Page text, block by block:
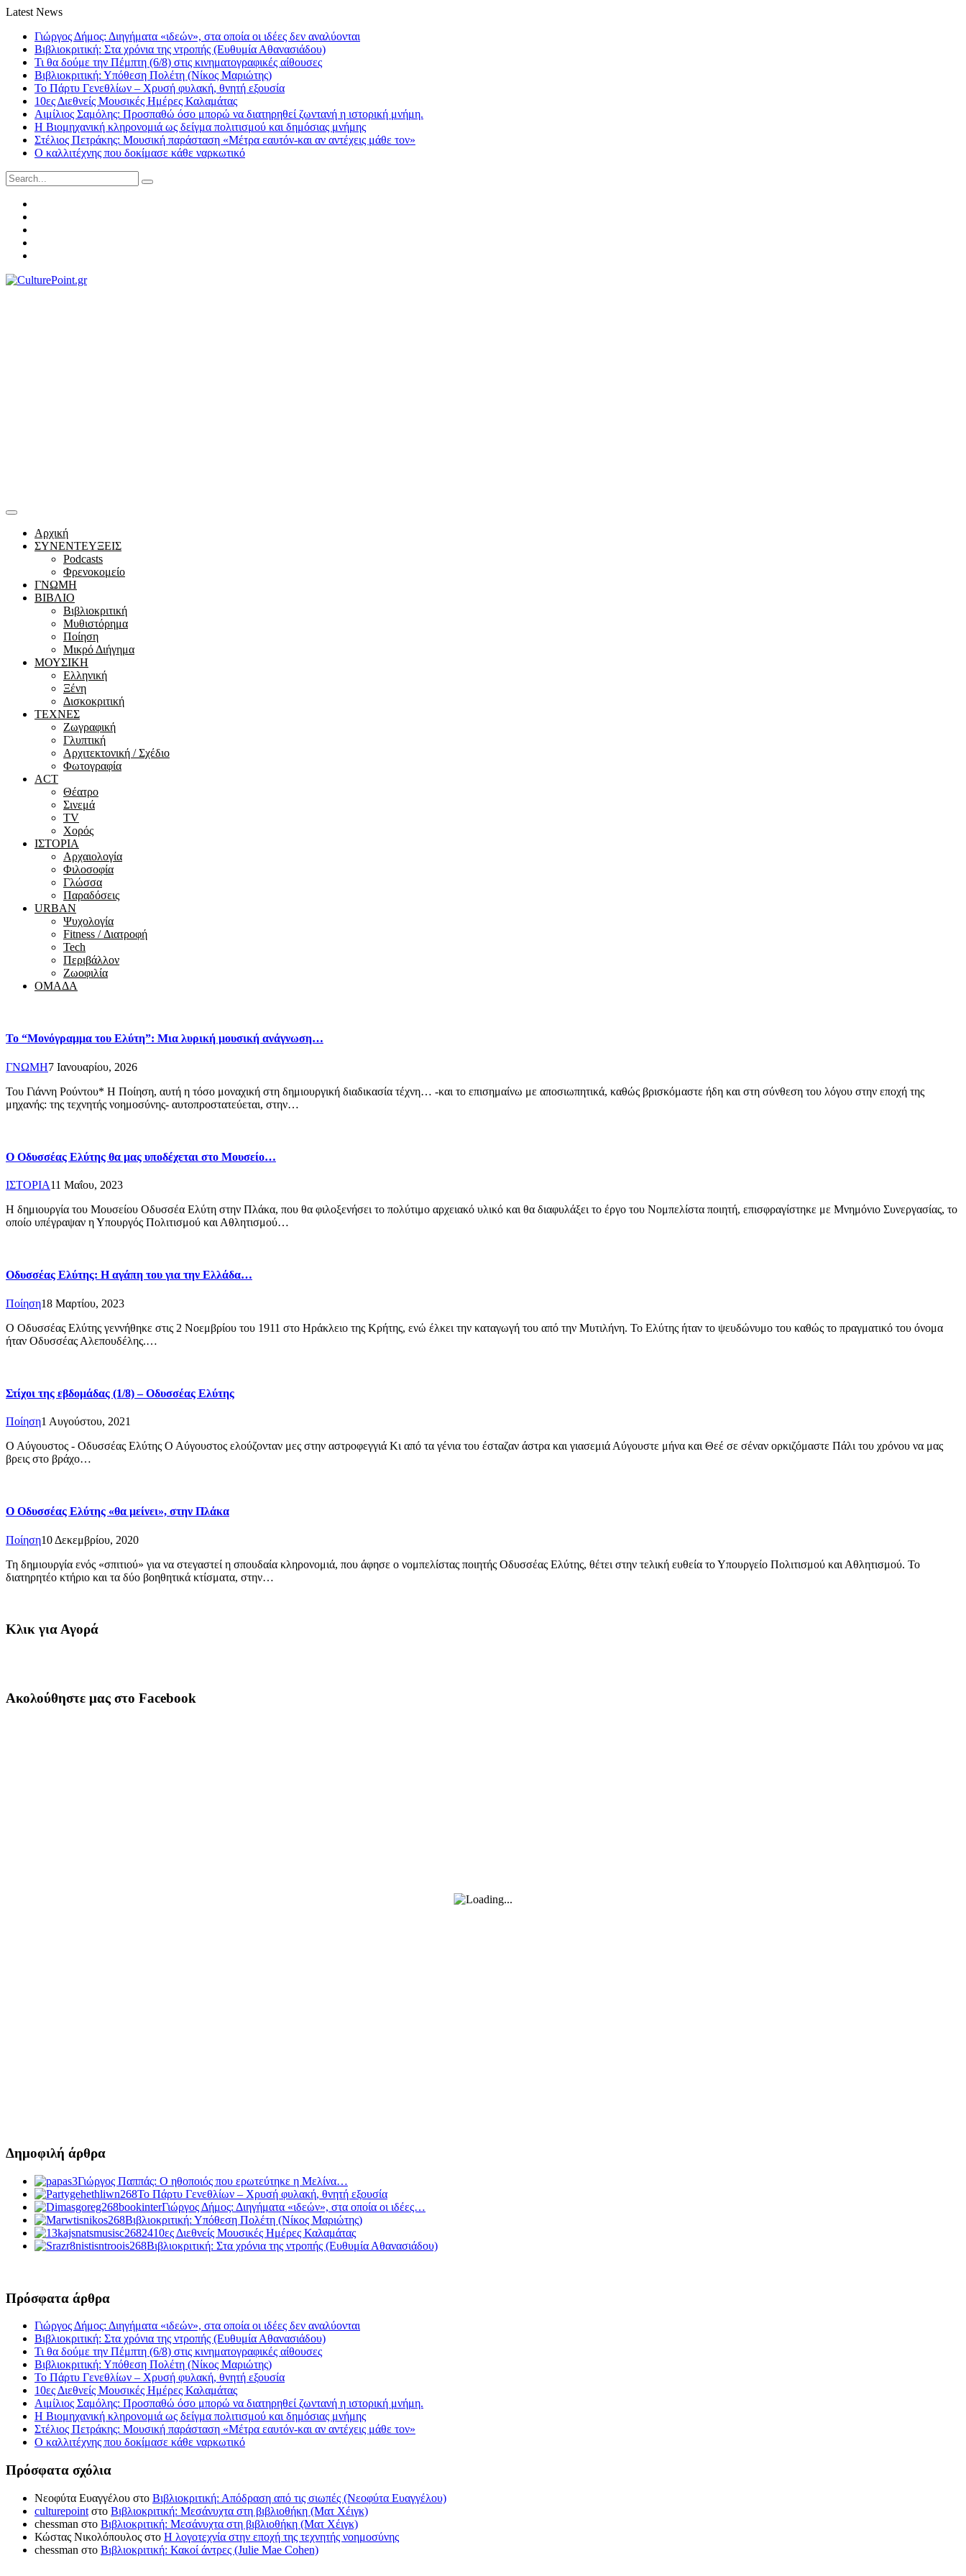
Latest News
Γιώργος Δήμος: Διηγήματα «ιδεών», στα οποία οι ιδέες δεν αναλύονται
Βιβλιοκριτική: Στα χρόνια της ντροπής (Ευθυμία Αθανασιάδου)
Τι θα δούμε την Πέμπτη (6/8) στις κινηματογραφικές αίθουσες
Βιβλιοκριτική: Υπόθεση Πολέτη (Νίκος Μαριώτης)
Το Πάρτυ Γενεθλίων – Χρυσή φυλακή, θνητή εξουσία
10ες Διεθνείς Μουσικές Ημέρες Καλαμάτας
Αιμίλιος Σαμόλης: Προσπαθώ όσο μπορώ να διατηρηθεί ζωντανή η ιστορική μνήμη.
Η Βιομηχανική κληρονομιά ως δείγμα πολιτισμού και δημόσιας μνήμης
Στέλιος Πετράκης: Μουσική παράσταση «Μέτρα εαυτόν-και αν αντέχεις μάθε τον»
Ο καλλιτέχνης που δοκίμασε κάθε ναρκωτικό
Search
for:
Αρχική
ΣΥΝΕΝΤΕΥΞΕΙΣ
Podcasts
Φρενοκομείο
ΓΝΩΜΗ
ΒΙΒΛΙΟ
Βιβλιοκριτική
Μυθιστόρημα
Ποίηση
Μικρό Διήγημα
ΜΟΥΣΙΚΗ
Ελληνική
Ξένη
Δισκοκριτική
ΤΕΧΝΕΣ
Ζωγραφική
Γλυπτική
Αρχιτεκτονική / Σχέδιο
Φωτογραφία
ACT
Θέατρο
Σινεμά
ΤV
Χορός
ΙΣΤΟΡΙΑ
Αρχαιολογία
Φιλοσοφία
Γλώσσα
Παραδόσεις
URBAN
Ψυχολογία
Fitness / Διατροφή
Tech
Περιβάλλον
Ζωοφιλία
ΟΜΑΔΑ
Το “Μονόγραμμα του Ελύτη”: Μια λυρική μουσική ανάγνωση…
ΓΝΩΜΗ7 Ιανουαρίου, 2026
Του Γιάννη Ρούντου* Η Ποίηση, αυτή η τόσο μοναχική στη δημιουργική διαδικασία τέχνη… -και το επισημαίνω με αποσιωπητικά, καθώς βρισκόμαστε ήδη και στη σύνθεση του λόγου στην εποχή της
μηχανής: της τεχνητής νοημοσύνης- αυτοπροστατεύεται, στην…
Ο Οδυσσέας Ελύτης θα μας υποδέχεται στο Μουσείο…
ΙΣΤΟΡΙΑ11 Μαΐου, 2023
Η δημιουργία του Μουσείου Οδυσσέα Ελύτη στην Πλάκα, που θα φιλοξενήσει το πολύτιμο αρχειακό υλικό και θα διαφυλάξει το έργο του Νομπελίστα ποιητή, επισφραγίστηκε με Μνημόνιο Συνεργασίας, το
οποίο υπέγραψαν η Υπουργός Πολιτισμού και Αθλητισμού…
Οδυσσέας Ελύτης: Η αγάπη του για την Ελλάδα…
Ποίηση18 Μαρτίου, 2023
Ο Οδυσσέας Ελύτης γεννήθηκε στις 2 Νοεμβρίου του 1911 στο Ηράκλειο της Κρήτης, ενώ έλκει την καταγωγή του από την Μυτιλήνη. Το Ελύτης ήταν το ψευδώνυμο του καθώς το πραγματικό του όνομα
ήταν Οδυσσέας Αλεπουδέλης.…
Στίχοι της εβδομάδας (1/8) – Οδυσσέας Ελύτης
Ποίηση1 Αυγούστου, 2021
Ο Αύγουστος - Οδυσσέας Ελύτης Ο Αύγουστος ελούζονταν μες στην αστροφεγγιά Κι από τα γένια του έσταζαν άστρα και γιασεμιά Αύγουστε μήνα και Θεέ σε σέναν ορκιζόμαστε Πάλι του χρόνου να μας
βρεις στο βράχο…
Ο Οδυσσέας Ελύτης «θα μείνει», στην Πλάκα
Ποίηση10 Δεκεμβρίου, 2020
Τη δημιουργία ενός «σπιτιού» για να στεγαστεί η σπουδαία κληρονομιά, που άφησε ο νομπελίστας ποιητής Οδυσσέας Ελύτης, θέτει στην τελική ευθεία το Υπουργείο Πολιτισμού και Αθλητισμού. Το
διατηρητέο κτήριο και τα δύο βοηθητικά κτίσματα, στην…
Κλικ για Αγορά
Ακολούθηστε μας στο Facebook
Δημοφιλή άρθρα
Γιώργος Παππάς: Ο ηθοποιός που ερωτεύτηκε η Μελίνα…
Το Πάρτυ Γενεθλίων – Χρυσή φυλακή, θνητή εξουσία
Γιώργος Δήμος: Διηγήματα «ιδεών», στα οποία οι ιδέες…
Βιβλιοκριτική: Υπόθεση Πολέτη (Νίκος Μαριώτης)
10ες Διεθνείς Μουσικές Ημέρες Καλαμάτας
Βιβλιοκριτική: Στα χρόνια της ντροπής (Ευθυμία Αθανασιάδου)
Πρόσφατα άρθρα
Γιώργος Δήμος: Διηγήματα «ιδεών», στα οποία οι ιδέες δεν αναλύονται
Βιβλιοκριτική: Στα χρόνια της ντροπής (Ευθυμία Αθανασιάδου)
Τι θα δούμε την Πέμπτη (6/8) στις κινηματογραφικές αίθουσες
Βιβλιοκριτική: Υπόθεση Πολέτη (Νίκος Μαριώτης)
Το Πάρτυ Γενεθλίων – Χρυσή φυλακή, θνητή εξουσία
10ες Διεθνείς Μουσικές Ημέρες Καλαμάτας
Αιμίλιος Σαμόλης: Προσπαθώ όσο μπορώ να διατηρηθεί ζωντανή η ιστορική μνήμη.
Η Βιομηχανική κληρονομιά ως δείγμα πολιτισμού και δημόσιας μνήμης
Στέλιος Πετράκης: Μουσική παράσταση «Μέτρα εαυτόν-και αν αντέχεις μάθε τον»
Ο καλλιτέχνης που δοκίμασε κάθε ναρκωτικό
Πρόσφατα σχόλια
Νεοφύτα Ευαγγέλου στο Βιβλιοκριτική: Απόδραση από τις σιωπές (Νεοφύτα Ευαγγέλου)
culturepoint στο Βιβλιοκριτική: Μεσάνυχτα στη βιβλιοθήκη (Ματ Χέιγκ)
chessman στο Βιβλιοκριτική: Μεσάνυχτα στη βιβλιοθήκη (Ματ Χέιγκ)
Κώστας Νικολόπουλος στο Η λογοτεχνία στην εποχή της τεχνητής νοημοσύνης
chessman στο Βιβλιοκριτική: Κακοί άντρες (Julie Mae Cohen)